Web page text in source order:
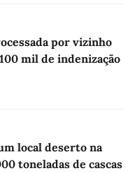
por vizinho
mil de indenização
local deserto na
toneladas de cascas